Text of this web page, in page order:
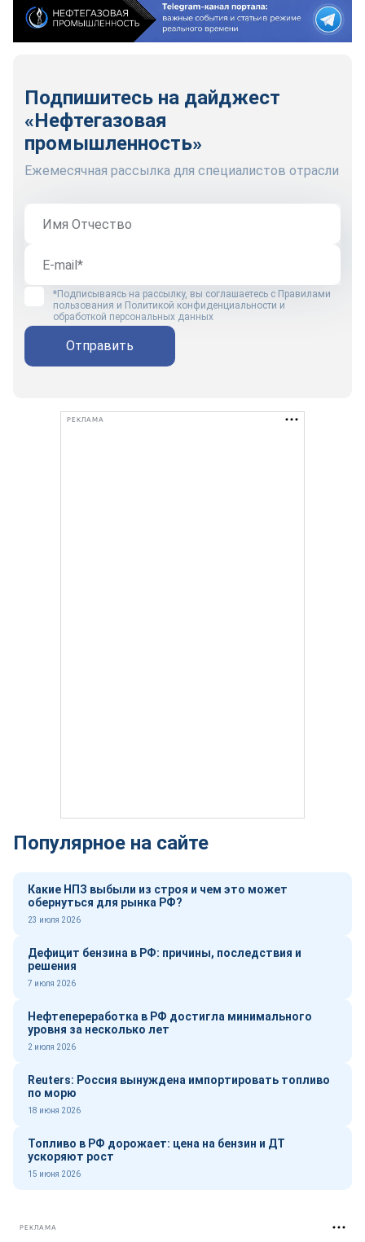
Подпишитесь на дайджест
«Нефтегазовая
промышленность»
Ежемесячная рассылка для специалистов отрасли
*Подписываясь на рассылку, вы соглашаетесь с Правилами
пользования и Политикой конфиденциальности и
обработкой персональных данных
Отправить
РЕКЛАМА
Популярное на сайте
Какие НПЗ выбыли из строя и чем это может
обернуться для рынка РФ?
23 июля 2026
Дефицит бензина в РФ: причины, последствия и
решения
7 июля 2026
Нефтепереработка в РФ достигла минимального
уровня за несколько лет
2 июля 2026
Reuters: Россия вынуждена импортировать топливо
по морю
18 июня 2026
Топливо в РФ дорожает: цена на бензин и ДТ
ускоряют рост
15 июня 2026
РЕКЛАМА